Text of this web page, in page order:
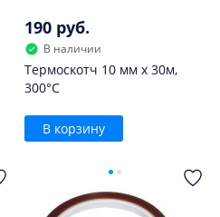
190 руб.
В наличии
Термоскотч 10 мм х 30м,
300°С
В корзину